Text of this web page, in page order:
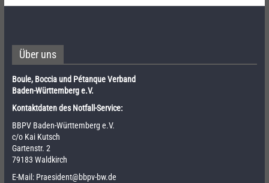
Über uns
Boule, Boccia und Pétanque Verband
Baden-Württemberg e.V.
Kontaktdaten des Notfall-Service:
BBPV Baden-Württemberg e.V.
c/o Kai Kutsch
Gartenstr. 2
79183 Waldkirch
E-Mail: Praesident@bbpv-bw.de